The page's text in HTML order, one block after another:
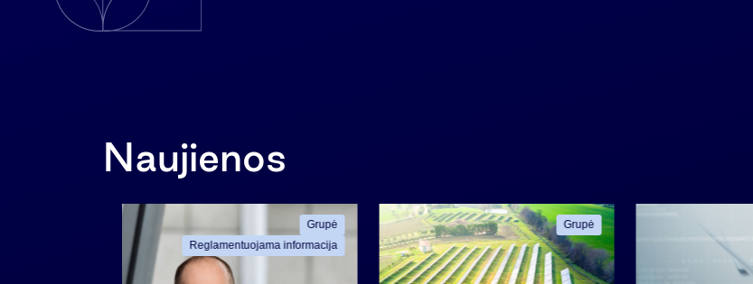
Naujienos
Grupė
Reglamentuojama informacija
Grupė